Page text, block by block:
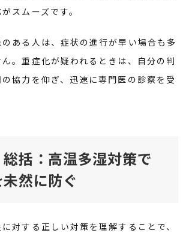
スムーズです。
ある人は、症状の進行が早い場合も多
。重症化が疑われるときは、自分の判
協力を仰ぎ、迅速に専門医の診察を受
括：高温多湿対策で
然に防ぐ
対する正しい対策を理解することで、